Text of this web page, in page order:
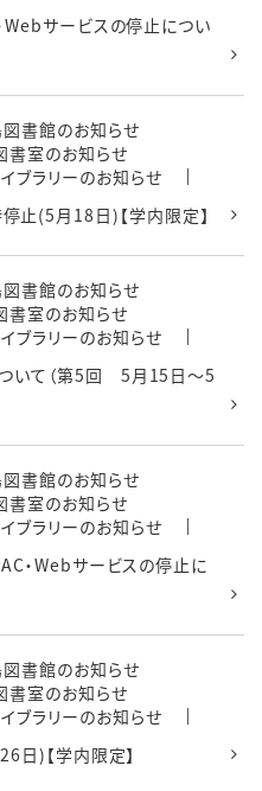
Webサービスの停止につい
書館のお知らせ
書室のお知らせ
ブラリーのお知らせ
(5月18日)【学内限定】
書館のお知らせ
書室のお知らせ
ブラリーのお知らせ
いて（第5回 5月15日～5
書館のお知らせ
書室のお知らせ
ブラリーのお知らせ
・Webサービスの停止に
書館のお知らせ
書室のお知らせ
ブラリーのお知らせ
日)【学内限定】